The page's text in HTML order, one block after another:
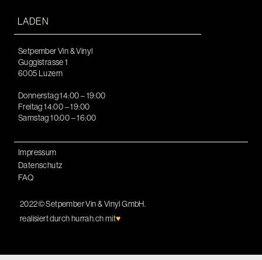
LADEN
Setpember Vin & Vinyl
Guggistrasse 1
6005 Luzern
Donnerstag 14:00 – 19:00
Freitag 14:00 – 19:00
Samstag 10:00 – 16:00
Impressum
Datenschutz
FAQ
2022© Setpember Vin & Vinyl GmbH.
realisiert durchhurrah.chmit♥︎